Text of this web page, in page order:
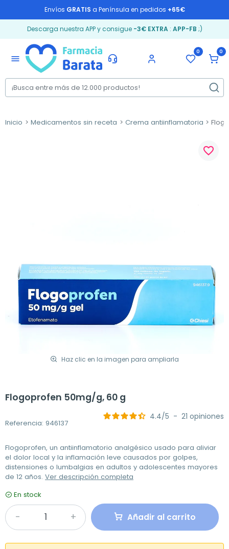
Envíos GRATIS a Península en pedidos +65€
Descarga nuestra APP y consigue -3€ EXTRA: APP-FB ;)
menu
0 0
Inicio Medicamentos sin receta Crema antiinflamatoria
Haz clic en la imagen para ampliarla
favorite_border
Flogoprofen 50mg/g, 60 g
Referencia: 946137
4.4/5 - 21 opiniones
Flogoprofen, un antiinflamatorio analgésico usado para aliviar
el dolor local y la inflamación leve causados por golpes,
distensiones o lumbalgias en adultos y adolescentes mayores
de 12 años. Ver descripción completa
En stock
Añadir al carrito